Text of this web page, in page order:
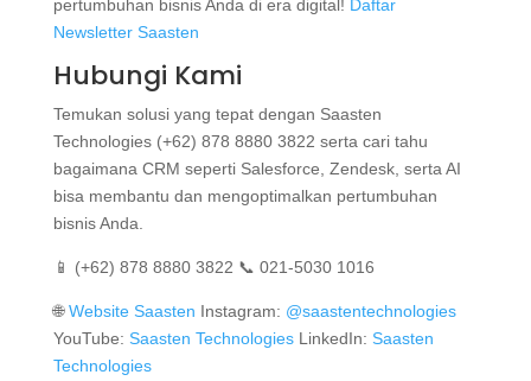
pertumbuhan bisnis Anda di era digital! Daftar
Newsletter Saasten
Hubungi Kami
Temukan solusi yang tepat dengan Saasten
Technologies (+62) 878 8880 3822 serta cari tahu
bagaimana CRM seperti Salesforce, Zendesk, serta AI
bisa membantu dan mengoptimalkan pertumbuhan
bisnis Anda.
📱 (+62) 878 8880 3822 📞 021-5030 1016
🌐Website Saasten Instagram: @saastentechnologies
YouTube: Saasten TechnologiesLinkedIn: Saasten
Technologies